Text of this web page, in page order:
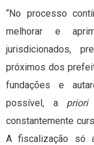
“No processo
melhorar e
jurisdicionados,
próximos dos
fundações e
possível, a priori
constantemente
A fiscalização só